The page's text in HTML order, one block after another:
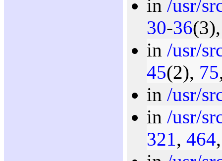
in /usr/
30-36
in /usr/
45(2), 75
in /usr/
in /usr/
321, 464